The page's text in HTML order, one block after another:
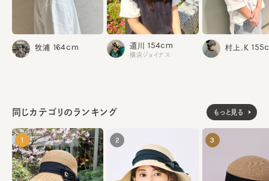
同じカテゴリのランキング もっと見る
1 2 3
牧浦 164cm 道川 154cm
横浜ジョイナス
村上.K